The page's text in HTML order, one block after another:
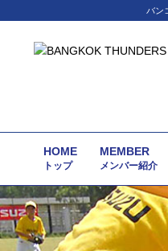
バン
HOME
トップ
MEMBER
メンバー紹介